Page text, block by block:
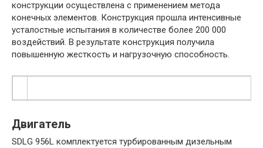
конструкции осуществлена с применением метода
конечных элементов. Конструкция прошла интенсивные
усталостные испытания в количестве более 200 000
воздействий. В результате конструкция получила
повышенную жесткость и нагрузочную способность.
Двигатель
SDLG 956L комплектуется турбированным дизельным